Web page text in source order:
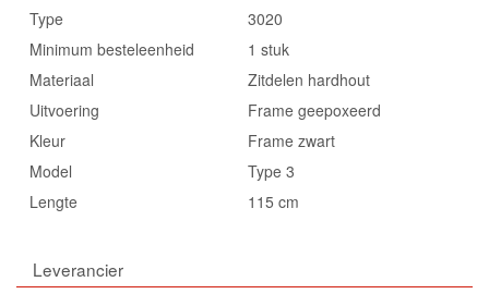
Type
3020
Minimum besteleenheid
1 stuk
Materiaal
Zitdelen hardhout
Uitvoering
Frame geepoxeerd
Kleur
Frame zwart
Model
Type 3
Lengte
115 cm
Leverancier